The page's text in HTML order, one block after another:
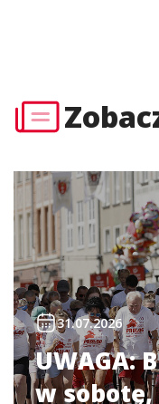
31.07.2026
UWAGA:
w